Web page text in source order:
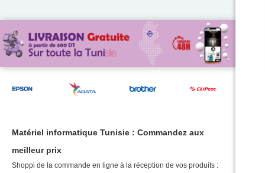
Matériel informatique Tunisie : Commandez aux
meilleur prix
Shoppi de la commande en ligne à la réception de vos produits :